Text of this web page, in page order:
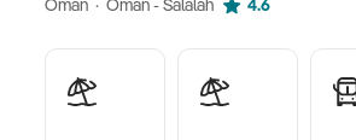
Omán · Omán - Salalah 4.6